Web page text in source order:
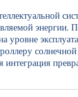
энергии.
уровне
интеграция